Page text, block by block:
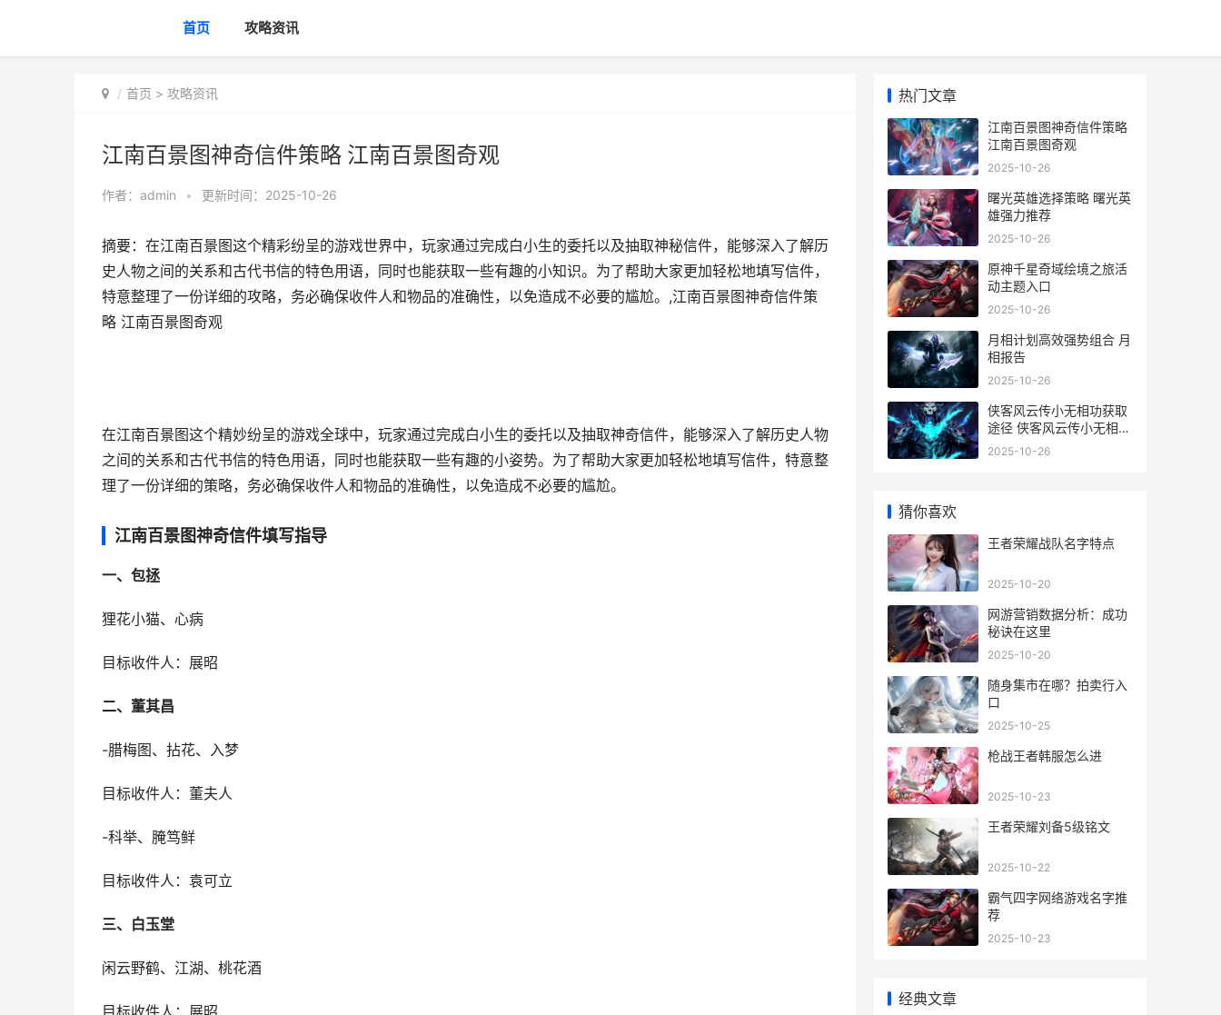
首页 攻略资讯
首页 > 攻略资讯
江南百景图神奇信件策略 江南百景图奇观
作者： admin • 更新时间：2025-10-26
摘要：在江南百景图这个精彩纷呈的游戏世界中，玩家通过完成白小生的委托以及抽取神秘信件，能够深入了解历
史人物之间的关系和古代书信的特色用语，同时也能获取一些有趣的小知识。为了帮助大家更加轻松地填写信件，
特意整理了一份详细的攻略，务必确保收件人和物品的准确性，以免造成不必要的尴尬。,江南百景图神奇信件策
略 江南百景图奇观
在江南百景图这个精妙纷呈的游戏全球中，玩家通过完成白小生的委托以及抽取神奇信件，能够深入了解历史人物
之间的关系和古代书信的特色用语，同时也能获取一些有趣的小姿势。为了帮助大家更加轻松地填写信件，特意整
理了一份详细的策略，务必确保收件人和物品的准确性，以免造成不必要的尴尬。
江南百景图神奇信件填写指导
一、包拯
狸花小猫、心病
目标收件人：展昭
二、董其昌
-腊梅图、拈花、入梦
目标收件人：董夫人
-科举、腌笃鲜
目标收件人：袁可立
三、白玉堂
闲云野鹤、江湖、桃花酒
热门文章
江南百景图神奇信件策略
江南百景图奇观
2025-10-26
曙光英雄选择策略 曙光英
雄强力推荐
2025-10-26
原神千星奇域绘境之旅活
动主题入口
2025-10-26
月相计划高效强势组合 月
相报告
2025-10-26
侠客风云传小无相功获取
途径 侠客风云传小无相功
怎么学
2025-10-26
猜你喜欢
王者荣耀战队名字特点
2025-10-20
网游营销数据分析：成功
秘诀在这里
2025-10-20
随身集市在哪？拍卖行入
口
2025-10-25
枪战王者韩服怎么进
2025-10-23
王者荣耀刘备5级铭文
2025-10-22
霸气四字网络游戏名字推
荐
2025-10-23
经典文章